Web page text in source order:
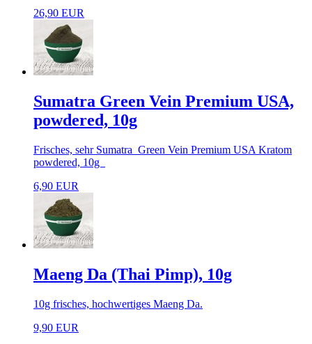
26,90 EUR
Sumatra Green Vein Premium USA,
powdered, 10g
Frisches, sehr Sumatra Green Vein Premium USA Kratom
powdered, 10g
6,90 EUR
Maeng Da (Thai Pimp), 10g
10g frisches, hochwertiges Maeng Da.
9,90 EUR